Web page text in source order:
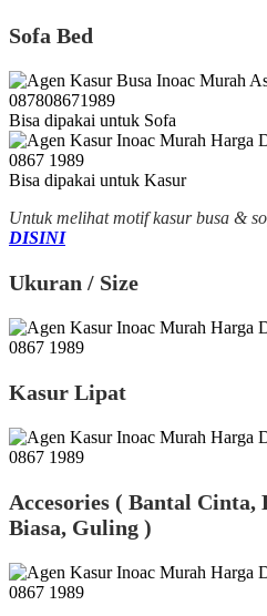
Sofa Bed
Bisa dipakai untuk Sofa
Bisa dipakai untuk Kasur
Untuk melihat motif kasur busa &
DISINI
Ukuran / Size
Kasur Lipat
Accesories ( Bantal
Biasa, Guling )